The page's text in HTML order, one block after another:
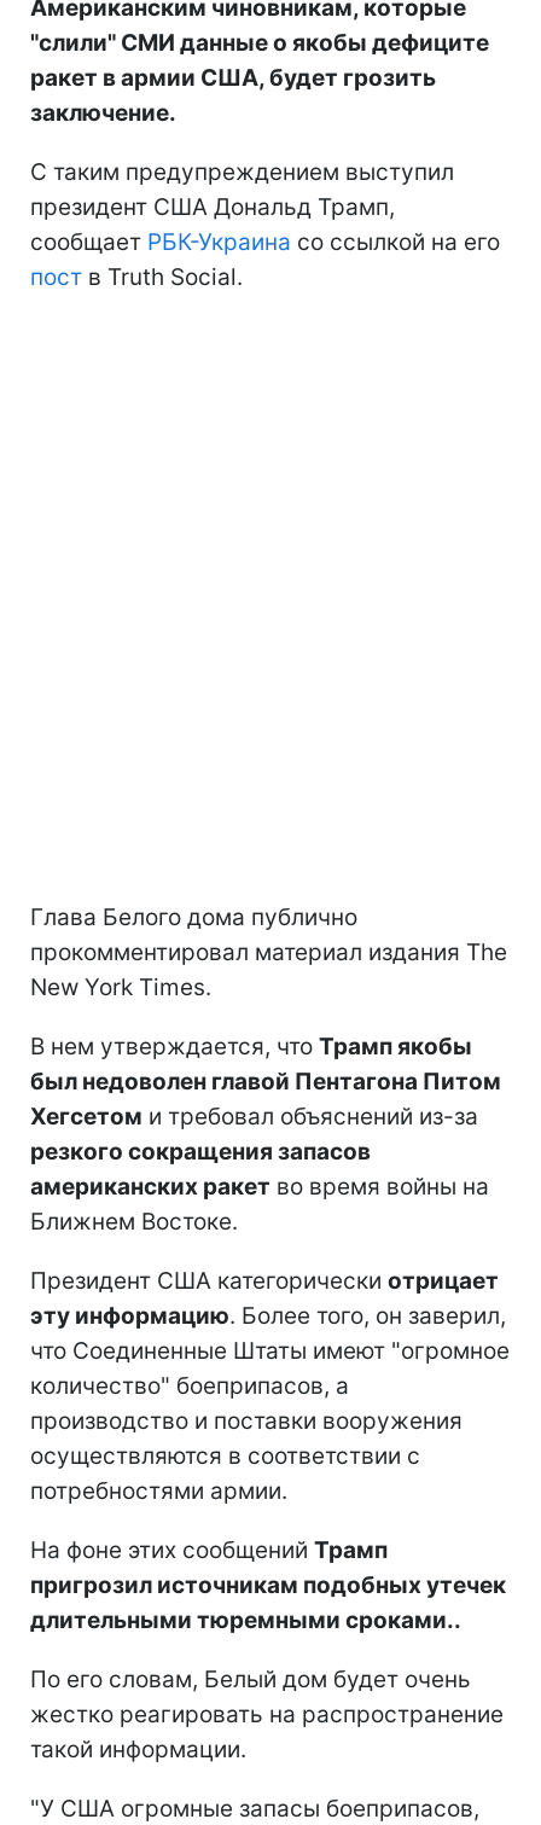
Американским чиновникам, которые
"слили" СМИ данные о якобы дефиците
ракет в армии США, будет грозить
заключение.
С таким предупреждением выступил
президент США Дональд Трамп,
сообщает РБК-Украина со ссылкой на его
пост в Truth Social.
Глава Белого дома публично
прокомментировал материал издания The
New York Times.
В нем утверждается, что Трамп якобы
был недоволен главой Пентагона Питом
Хегсетом и требовал объяснений из-за
резкого сокращения запасов
американских ракет во время войны на
Ближнем Востоке.
Президент США категорически отрицает
эту информацию. Более того, он заверил,
что Соединенные Штаты имеют "огромное
количество" боеприпасов, а
производство и поставки вооружения
осуществляются в соответствии с
потребностями армии.
На фоне этих сообщений Трамп
пригрозил источникам подобных утечек
длительными тюремными сроками..
По его словам, Белый дом будет очень
жестко реагировать на распространение
такой информации.
"У США огромные запасы боеприпасов,